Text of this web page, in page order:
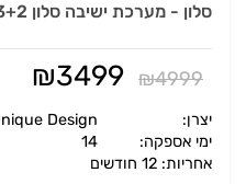
סלון - מערכת ישיבה סלון 3+2 דמוי עור
₪4999
₪3499
יצרן:
ימי אספקה:
אחריות: 12 חודשים